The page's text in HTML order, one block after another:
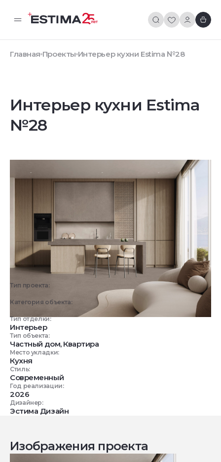
Главная Проекты Интерьер кухни Estima №28
Интерьер кухни Estima
№28
Тип проекта:
Категория объекта:
Тип отделки:
Интерьер
Тип объекта:
Частный дом, Квартира
Место укладки:
Кухня
Стиль:
Современный
Год реализации:
2026
Дизайнер:
Эстима Дизайн
Изображения проекта